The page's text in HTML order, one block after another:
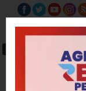
A- A A+